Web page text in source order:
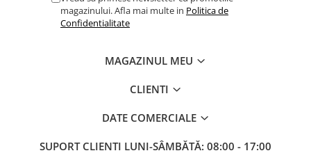
nr. 8 poate tăia firul subțire în timpul sarcinilor de șoc.
magazinului. Afla mai multe in Politica de
Confidentialitate
MAGAZINUL MEU
CLIENTI
DATE COMERCIALE
SUPORT CLIENTI LUNI-SÂMBĂTĂ: 08:00 - 17:00